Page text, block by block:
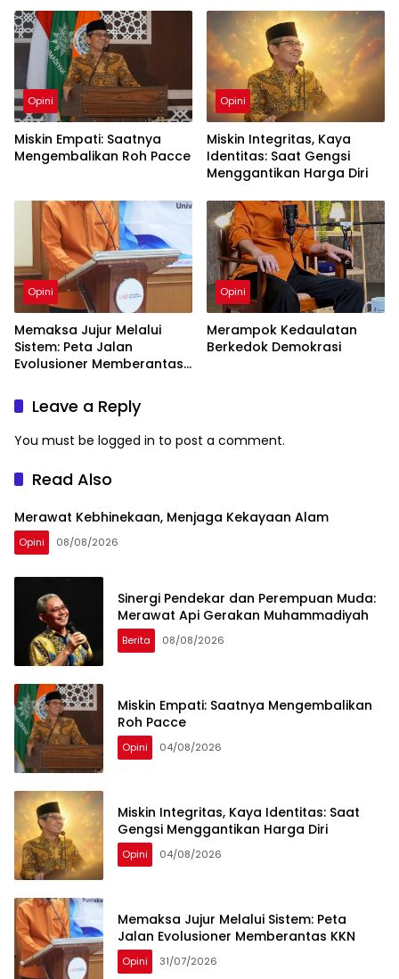
Opini
Miskin Empati: Saatnya
Mengembalikan Roh Pacce
Opini
Miskin Integritas, Kaya
Identitas: Saat Gengsi
Menggantikan Harga Diri
Opini
Memaksa Jujur Melalui
Sistem: Peta Jalan
Evolusioner Memberantas
Opini
Merampok Kedaulatan
Berkedok Demokrasi
Leave a Reply
You must be logged in to post a comment.
Read Also
Merawat Kebhinekaan, Menjaga Kekayaan Alam
Opini 08/08/2026
Sinergi Pendekar dan Perempuan Muda:
Merawat Api Gerakan Muhammadiyah
Berita 08/08/2026
Miskin Empati: Saatnya Mengembalikan
Roh Pacce
Opini 04/08/2026
Miskin Integritas, Kaya Identitas: Saat
Gengsi Menggantikan Harga Diri
Opini 04/08/2026
Memaksa Jujur Melalui Sistem: Peta
Jalan Evolusioner Memberantas KKN
Opini 31/07/2026